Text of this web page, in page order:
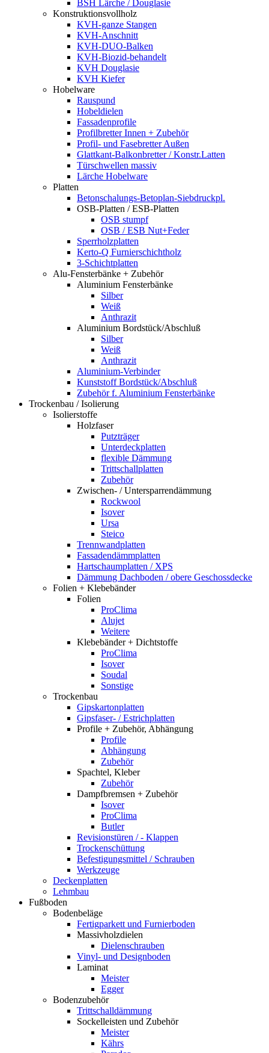
BSH Lärche / Douglasie
Konstruktionsvollholz
KVH-ganze Stangen
KVH-Anschnitt
KVH-DUO-Balken
KVH-Biozid-behandelt
KVH Douglasie
KVH Kiefer
Hobelware
Rauspund
Hobeldielen
Fassadenprofile
Profilbretter Innen + Zubehör
Profil- und Fasebretter Außen
Glattkant-Balkonbretter / Konstr.Latten
Türschwellen massiv
Lärche Hobelware
Platten
Betonschalungs-Betoplan-Siebdruckpl.
OSB-Platten / ESB-Platten
OSB stumpf
OSB / ESB Nut+Feder
Sperrholzplatten
Kerto-Q Furnierschichtholz
3-Schichtplatten
Alu-Fensterbänke + Zubehör
Aluminium Fensterbänke
Silber
Weiß
Anthrazit
Aluminium Bordstück/Abschluß
Silber
Weiß
Anthrazit
Aluminium-Verbinder
Kunststoff Bordstück/Abschluß
Zubehör f. Aluminium Fensterbänke
Trockenbau / Isolierung
Isolierstoffe
Holzfaser
Putzträger
Unterdeckplatten
flexible Dämmung
Trittschallplatten
Zubehör
Zwischen- / Untersparrendämmung
Rockwool
Isover
Ursa
Steico
Trennwandplatten
Fassadendämmplatten
Hartschaumplatten / XPS
Dämmung Dachboden / obere Geschossdecke
Folien + Klebebänder
Folien
ProClima
Alujet
Weitere
Klebebänder + Dichtstoffe
ProClima
Isover
Soudal
Sonstige
Trockenbau
Gipskartonplatten
Gipsfaser- / Estrichplatten
Profile + Zubehör, Abhängung
Profile
Abhängung
Zubehör
Spachtel, Kleber
Zubehör
Dampfbremsen + Zubehör
Isover
ProClima
Butler
Revisionstüren / - Klappen
Trockenschüttung
Befestigungsmittel / Schrauben
Werkzeuge
Deckenplatten
Lehmbau
Fußboden
Bodenbeläge
Fertigparkett und Furnierboden
Massivholzdielen
Dielenschrauben
Vinyl- und Designboden
Laminat
Meister
Egger
Bodenzubehör
Trittschalldämmung
Sockelleisten und Zubehör
Meister
Kährs